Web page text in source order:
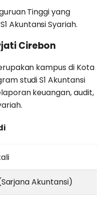
Tinggi yang
Akuntansi Syariah.
Cirebon
kampus di Kota
studi S1 Akuntansi
keuangan, audit,
Akuntansi)